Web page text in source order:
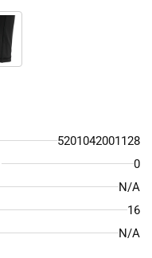
5201042001128
0
N/A
16
N/A